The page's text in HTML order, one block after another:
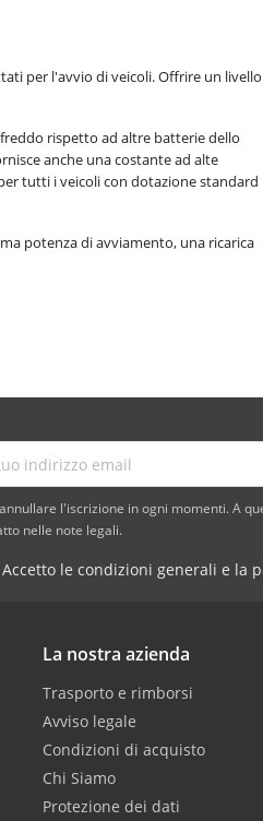
per l'avvio di veicoli. Offrire un livello
rispetto ad altre batterie dello
anche una costante ad alte
tutti i veicoli con dotazione standard
potenza di avviamento, una ricarica
l'iscrizione in ogni momenti. A
nelle note legali.
Accetto le condizioni generali e la
La nostra azienda
Trasporto e rimborsi
Avviso legale
Condizioni di acquisto
Chi Siamo
Protezione dei dati